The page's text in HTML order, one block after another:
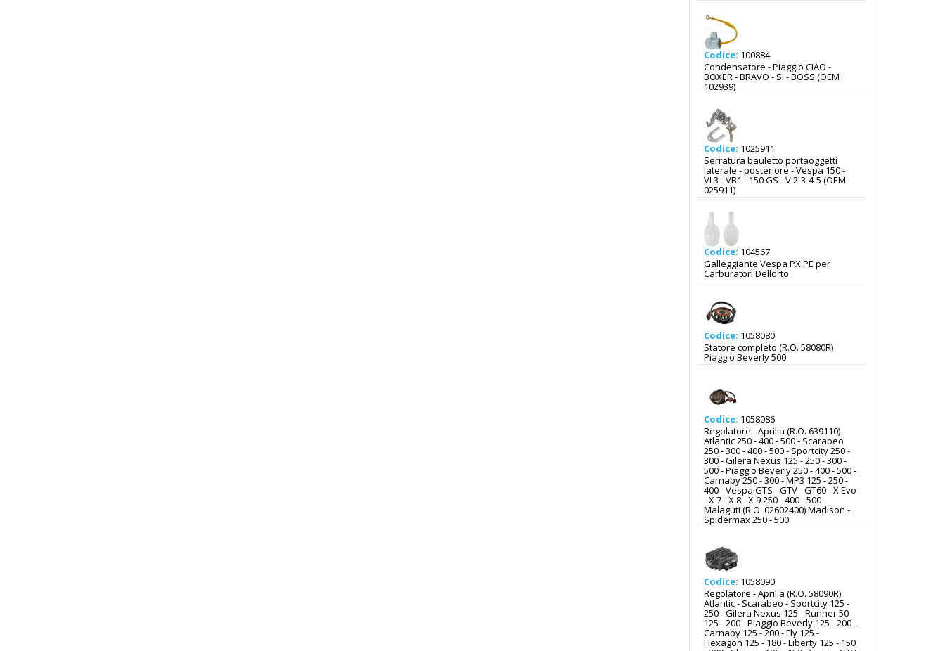
Codice: 100884
Condensatore - Piaggio CIAO -
BOXER - BRAVO - SI - BOSS (OEM
102939)
Codice: 1025911
Serratura bauletto portaoggetti
laterale - posteriore - Vespa 150 -
VL3 - VB1 - 150 GS - V 2-3-4-5 (OEM
025911)
Codice: 104567
Galleggiante Vespa PX PE per
Carburatori Dellorto
Codice: 1058080
Statore completo (R.O. 58080R)
Piaggio Beverly 500
Codice: 1058086
Regolatore - Aprilia (R.O. 639110)
Atlantic 250 - 400 - 500 - Scarabeo
250 - 300 - 400 - 500 - Sportcity 250 -
300 - Gilera Nexus 125 - 250 - 300 -
500 - Piaggio Beverly 250 - 400 - 500 -
Carnaby 250 - 300 - MP3 125 - 250 -
400 - Vespa GTS - GTV - GT60 - X Evo
- X 7 - X 8 - X 9 250 - 400 - 500 -
Malaguti (R.O. 02602400) Madison -
Spidermax 250 - 500
Codice: 1058090
Regolatore - Aprilia (R.O. 58090R)
Atlantic - Scarabeo - Sportcity 125 -
250 - Gilera Nexus 125 - Runner 50 -
125 - 200 - Piaggio Beverly 125 - 200 -
Carnaby 125 - 200 - Fly 125 -
Hexagon 125 - 180 - Liberty 125 - 150